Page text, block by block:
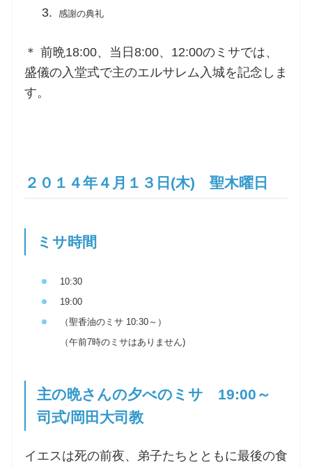
感謝の典礼
＊ 前晩18:00、当日8:00、12:00のミサでは、
盛儀の入堂式で主のエルサレム入城を記念しま
す。
２０１４年４月１３日(木) 聖木曜日
ミサ時間
10:30
19:00
（聖香油のミサ 10:30～）
（午前7時のミサはありません)
主の晩さんの夕べのミサ 19:00～
司式/岡田大司教
イエスは死の前夜、弟子たちとともに最後の食